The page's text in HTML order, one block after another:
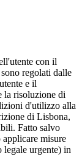
con il
regolati dalle
e il
la risoluzione di
d'utilizzo alla
di Lisbona,
Fatto salvo
misure
legale urgente) in